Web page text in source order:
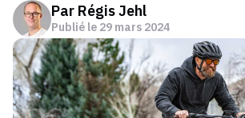
Par Régis Jehl
Publié le 29 mars 2024